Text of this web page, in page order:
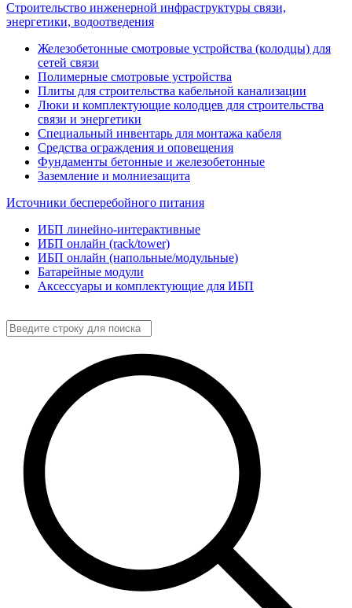
Строительство инженерной инфраструктуры связи,
энергетики, водоотведения
Железобетонные смотровые устройства (колодцы) для
сетей связи
Полимерные смотровые устройства
Плиты для строительства кабельной канализации
Люки и комплектующие колодцев для строительства
связи и энергетики
Специальный инвентарь для монтажа кабеля
Средства ограждения и оповещения
Фундаменты бетонные и железобетонные
Заземление и молниезащита
Источники бесперебойного питания
ИБП линейно-интерактивные
ИБП онлайн (rack/tower)
ИБП онлайн (напольные/модульные)
Батарейные модули
Аксессуары и комплектующие для ИБП